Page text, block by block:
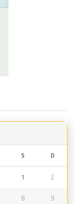
S D
1 2
8 9